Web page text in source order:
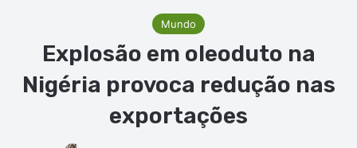
Mundo
Explosão em oleoduto na
Nigéria provoca redução nas
exportações